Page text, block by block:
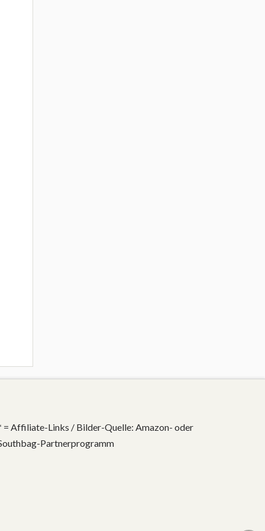
= Affiliate-Links / Bilder-Quelle: Amazon- oder
Partnerprogramm